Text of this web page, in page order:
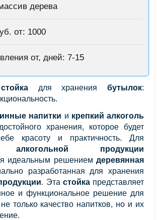
стойкадля хранения бутылок:
напитки и крепкий алкоголь
хранения, которое будет
красоту и практичность. Для
алкогольной продукции
идеальным решением деревянная
разработанная для хранения
. Эта стойкапредставляет
и функциональное решение для
только качество напитков, но и их
дерева
от: 1000
от, дней: 7-15